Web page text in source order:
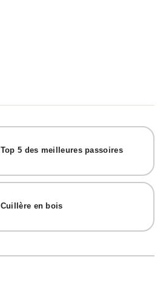
Top 5 des meilleures passoires
Cuillère en bois